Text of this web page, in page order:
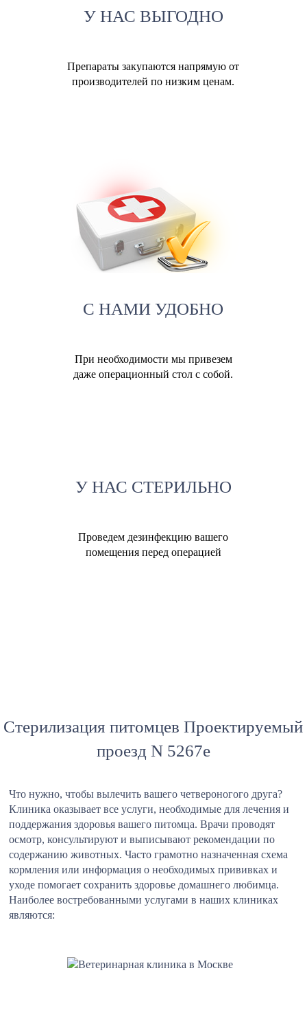
У НАС ВЫГОДНО
Препараты закупаются напрямую от
производителей по низким ценам.
С НАМИ УДОБНО
При необходимости мы привезем
даже операционный стол с собой.
У НАС СТЕРИЛЬНО
Проведем дезинфекцию вашего
помещения перед операцией
Стерилизация питомцев Проектируемый
проезд N 5267е
Что нужно, чтобы вылечить вашего четвероногого друга?
Клиника оказывает все услуги, необходимые для лечения и
поддержания здоровья вашего питомца. Врачи проводят
осмотр, консультируют и выписывают рекомендации по
содержанию животных. Часто грамотно назначенная схема
кормления или информация о необходимых прививках и
уходе помогает сохранить здоровье домашнего любимца.
Наиболее востребованными услугами в наших клиниках
являются: